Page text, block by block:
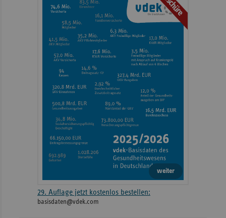
Informationen
weiter
29. Auflage jetzt kostenlos bestellen:
basisdaten@vdek.com